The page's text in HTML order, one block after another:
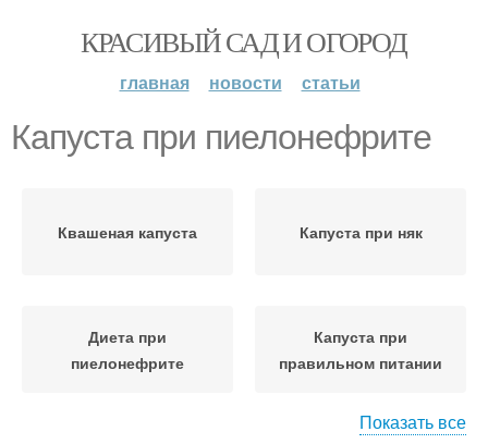
КРАСИВЫЙ САД И ОГОРОД
главная новости статьи
Капуста при пиелонефрите
Квашеная капуста Капуста при няк
Диета при
пиелонефрите
Капуста при
правильном питании
Показать все